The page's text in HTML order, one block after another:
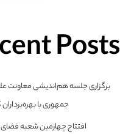
Posts
برگزاری جلسه هم‌اندیشی معاونت
جمهوری با بهره‌برداران
افتتاح چهارمین شعبه فضای